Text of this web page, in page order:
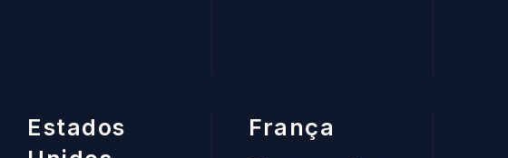
Estados
França